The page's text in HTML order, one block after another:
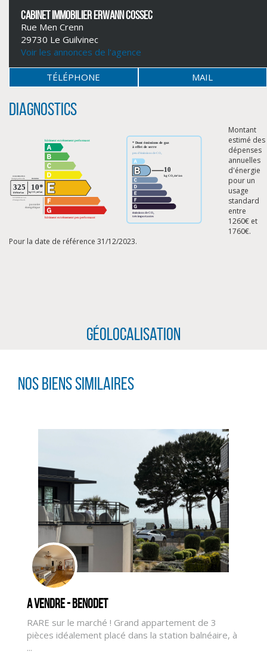
CLIQUER ICI POUR AGRANDIR
CLIQUER ICI POUR AGRANDIR
CABINET IMMOBILIER ERWANN COSSEC
Rue Men Crenn
29730 Le Guilvinec
Voir les annonces de l'agence
TÉLÉPHONE MAIL
Diagnostics
Montant
estimé des
dépenses
annuelles
d'énergie
pour un
usage
standard
entre
1260€ et
1760€.
Pour la date de référence 31/12/2023.
Géolocalisation
Nos biens similaires
A vendre - BENODET
RARE sur le marché ! Grand appartement de 3
pièces idéalement placé dans la station balnéaire, à
...